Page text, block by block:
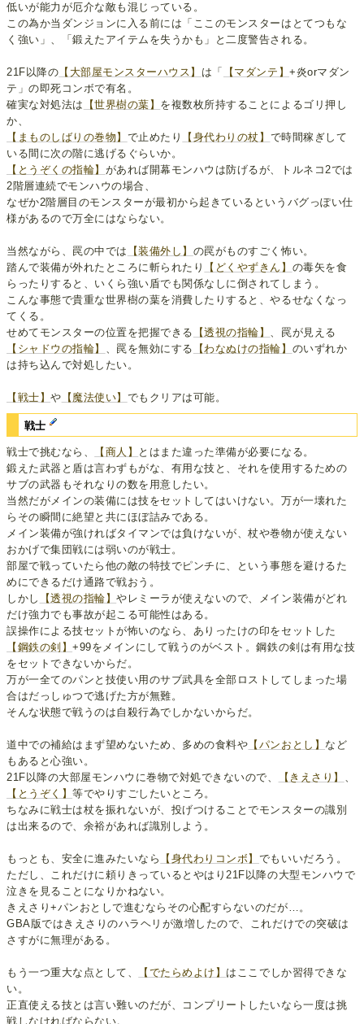
低いが能力が厄介な敵も混じっている。
この為か当ダンジョンに入る前には「ここのモンスターはとてつもな
く強い」、「鍛えたアイテムを失うかも」と二度警告される。
21F以降の 【大部屋モンスターハウス】 は「 【マダンテ】+炎orマダン
テ」の即死コンボで有名。
確実な対処法は
【世界樹の葉】 を複数枚所持することによるゴリ押し
か、
【まものしばりの巻物】 で止めたり 【身代わりの杖】 で時間稼ぎして
いる間に次の階に逃げるぐらいか。
【とうぞくの指輪】 があれば開幕モンハウは防げるが、トルネコ2では
2階層連続でモンハウの場合、
なぜか2階層目のモンスターが最初から起きているというバグっぽい仕
様があるので万全にはならない。
当然ながら、罠の中では 【装備外し】 の罠がものすごく怖い。
踏んで装備が外れたところに斬られたり
【どくやずきん】 の毒矢を食
らったりすると、いくら強い盾でも関係なしに倒されてしまう。
こんな事態で貴重な世界樹の葉を消費したりすると、やるせなくなっ
てくる。
せめてモンスターの位置を把握できる
【透視の指輪】 、罠が見える
【シャドウの指輪】 、罠を無効にする 【わなぬけの指輪】 のいずれか
は持ち込んで対処したい。
【戦士】や 【魔法使い】 でもクリアは可能。
戦士
戦士で挑むなら、 【商人】
とはまた違った準備が必要になる。
鍛えた武器と盾は言わずもがな、有用な技と、それを使用するための
サブの武器もそれなりの数を用意したい。
当然だがメインの装備には技をセットしてはいけない。万が一壊れた
らその瞬間に絶望と共にほぼ詰みである。
メイン装備が強ければタイマンでは負けないが、杖や巻物が使えない
おかげで集団戦には弱いのが戦士。
部屋で戦っていたら他の敵の特技でピンチに、という事態を避けるた
めにできるだけ通路で戦おう。
しかし
【透視の指輪】やレミーラが使えないので、メイン装備がどれ
だけ強力でも事故が起こる可能性はある。
誤操作による技セットが怖いのなら、ありったけの印をセットした
【鋼鉄の剣】+99をメインにして戦うのがベスト。鋼鉄の剣は有用な技
をセットできないからだ。
万が一全てのパンと技使い用のサブ武具を全部ロストしてしまった場
合はだっしゅつで逃げた方が無難。
そんな状態で戦うのは自殺行為でしかないからだ。
道中での補給はまず望めないため、多めの食料や 【パンおとし】 など
もあると心強い。
21F以降の大部屋モンハウに巻物で対処できないので、
【きえさり】 、
【とうぞく】等でやりすごしたいところ。
ちなみに戦士は杖を振れないが、投げつけることでモンスターの識別
は出来るので、余裕があれば識別しよう。
もっとも、安全に進みたいなら 【身代わりコンボ】 でもいいだろう。
ただし、これだけに頼りきっているとやはり21F以降の大型モンハウで
泣きを見ることになりかねない。
きえさり+パンおとしで進むならその心配すらないのだが…。
GBA版ではきえさりのハラヘリが激増したので、これだけでの突破は
さすがに無理がある。
もう一つ重大な点として、 【でたらめよけ】 はここでしか習得できな
い。
正直使える技とは言い難いのだが、コンプリートしたいなら一度は挑
戦しなければならない。